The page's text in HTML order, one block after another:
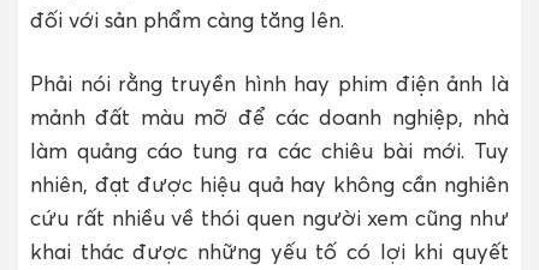
đối với sản phẩm càng tăng lên.
Phải nói rằng truyền hình hay phim điện ảnh là
mảnh đất màu mỡ để các doanh nghiệp, nhà
làm quảng cáo tung ra các chiêu bài mới. Tuy
nhiên, đạt được hiệu quả hay không cần nghiên
cứu rất nhiều về thói quen người xem cũng như
khai thác được những yếu tố có lợi khi quyết